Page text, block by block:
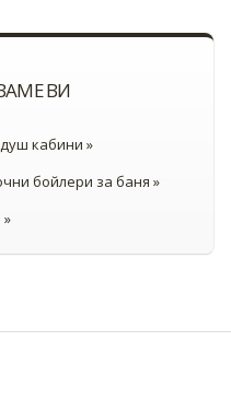
ВИ
душ кабини »
бойлери за баня »